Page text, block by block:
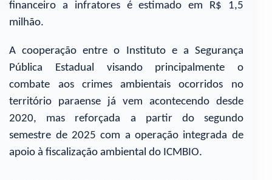
financeiro a infratores é estimado em R$ 1,5
milhão.
A cooperação entre o Instituto e a Segurança
Pública Estadual visando principalmente o
combate aos crimes ambientais ocorridos no
território paraense já vem acontecendo desde
2020, mas reforçada a partir do segundo
semestre de 2025 com a operação integrada de
apoio à fiscalização ambiental do ICMBIO.